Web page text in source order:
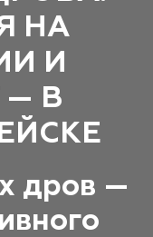
НА
И
— В
дров —